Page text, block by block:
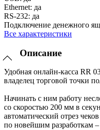
Ethernet: да
RS-232: да
Подключение денежного
Все характеристики
Описание
Удобная онлайн-касса RR
владелец торговой точки
Начинать с ним работу
со скоростью 200 мм в
автоматический отрез
по новейшим разработкам